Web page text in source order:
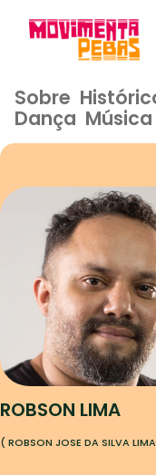
Sobre
Dança Música
ROBSON LIMA
( ROBSON JOSE DA SILVA